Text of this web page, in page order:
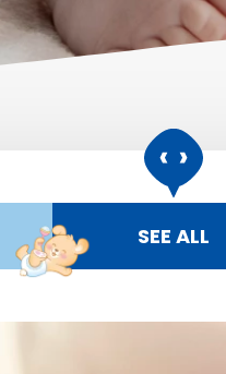
SEE ALL